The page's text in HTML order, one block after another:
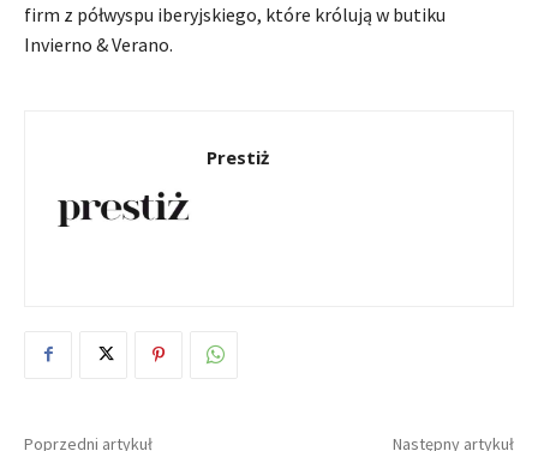
firm z półwyspu iberyjskiego, które królują w butiku
Invierno & Verano.
Prestiż
Poprzedni artykuł Następny artykuł